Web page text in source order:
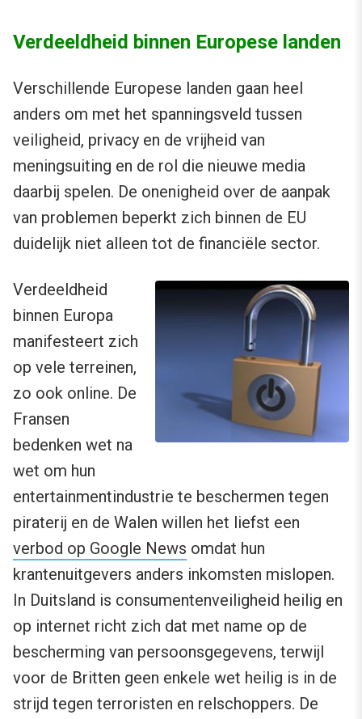
Verdeeldheid binnen Europese landen
Verschillende Europese landen gaan heel
anders om met het spanningsveld tussen
veiligheid, privacy en de vrijheid van
meningsuiting en de rol die nieuwe media
daarbij spelen. De onenigheid over de aanpak
van problemen beperkt zich binnen de EU
duidelijk niet alleen tot de financiële sector.
Verdeeldheid
binnen Europa
manifesteert zich
op vele terreinen,
zo ook online. De
Fransen
bedenken wet na
wet om hun
entertainmentindustrie te beschermen tegen
piraterij en de Walen willen het liefst een
verbod op Google News omdat hun
krantenuitgevers anders inkomsten mislopen.
In Duitsland is consumentenveiligheid heilig en
op internet richt zich dat met name op de
bescherming van persoonsgegevens, terwijl
voor de Britten geen enkele wet heilig is in de
strijd tegen terroristen en relschoppers. De